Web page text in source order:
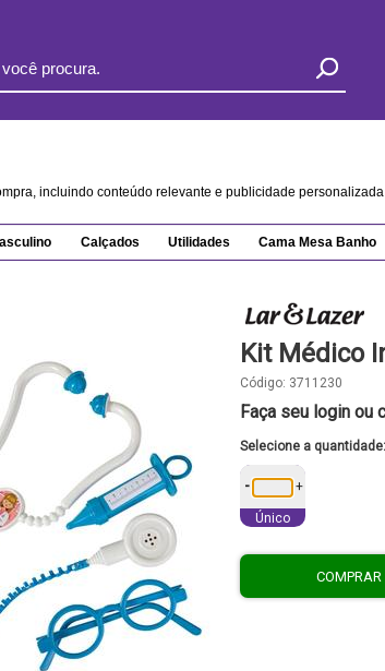
incluindo conteúdo relevante e publicidade
Calçados Utilidades Cama Mesa Banho
Kit Médico
Código: 3711230
Faça seu login ou
Selecione a quantidade:
- +
Único
COMPRAR